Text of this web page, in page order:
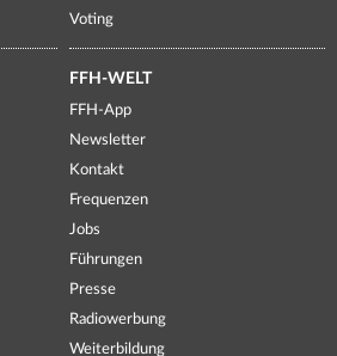
Voting
FFH-WELT
FFH-App
Newsletter
Kontakt
Frequenzen
Jobs
Führungen
Presse
Radiowerbung
Weiterbildung